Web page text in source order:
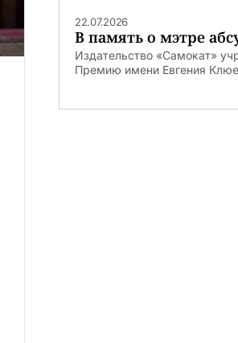
22.07.2026
В память о мэтре
Издательство «Самокат»
Премию имени Евгения